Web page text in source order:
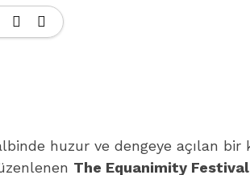
huzur ve dengeye açılan bir
The Equanimity Festival